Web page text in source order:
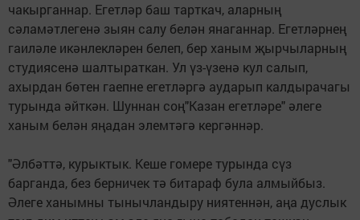
чакырганнар. Егетләр баш тарткач, аларның
сәламәтлегенә зыян салу белән янаганнар. Егетләрнең
гаиләле икәнлекләрен белеп, бер ханым җырчыларның
студиясенә шалтыраткан. Ул үз-үзенә кул салып,
ахырдан бөтен гаепне егетләргә аударып калдырачагы
турында әйткән. Шуннан соң"Казан егетләре" әлеге
ханым белән яңадан элемтәгә кергәннәр.
"Әлбәттә, курыктык. Кеше гомере турында сүз
барганда, без берничек тә битараф була алмыйбыз.
Әлеге ханымны тынычландыру ниятеннән, аңа дуслык